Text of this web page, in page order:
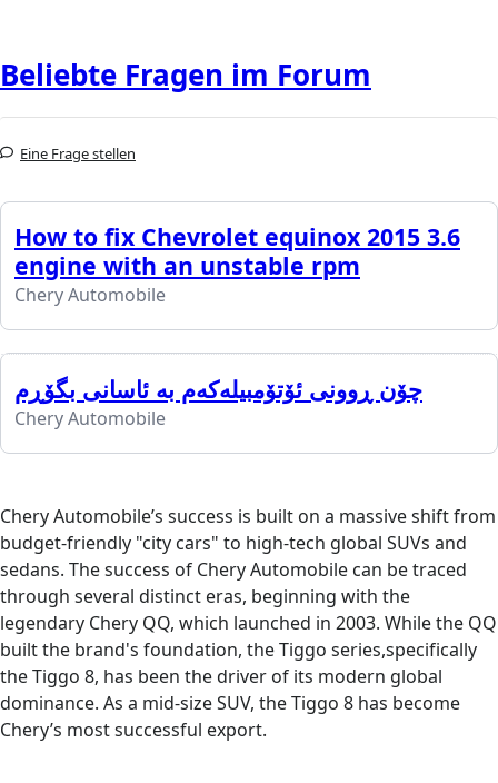
Beliebte Fragen im Forum
Eine Frage stellen
How to fix Chevrolet equinox 2015 3.6
engine with an unstable rpm
Chery Automobile
چۆن ڕوونی ئۆتۆمبیلەکەم بە ئاسانی بگۆڕم
Chery Automobile
Chery Automobile’s success is built on a massive shift from
budget-friendly "city cars" to high-tech global SUVs and
sedans. The success of Chery Automobile can be traced
through several distinct eras, beginning with the
legendary Chery QQ, which launched in 2003. While the QQ
built the brand's foundation, the Tiggo series,specifically
the Tiggo 8, has been the driver of its modern global
dominance. As a mid-size SUV, the Tiggo 8 has become
Chery’s most successful export.